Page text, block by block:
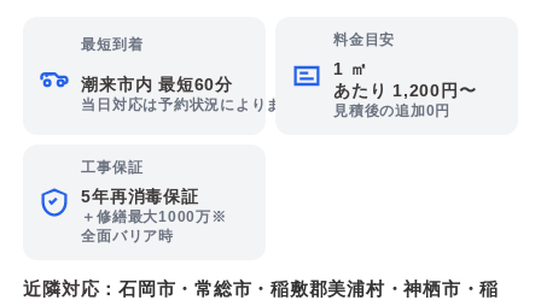
最短到着
潮来市内 最短60分
当日対応は予約状況によります
料金目安
1 ㎡
あたり 1,200円〜
見積後の追加0円
工事保証
5年再消毒保証
＋修繕最大1000万※
全面バリア時
近隣対応：石岡市 ・常総市 ・稲敷郡美浦村・神栖市 ・稲